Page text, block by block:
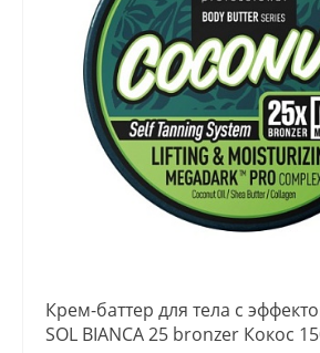
Крем-баттер для тела с
SOL BIANCA 25 bronzer Кокос